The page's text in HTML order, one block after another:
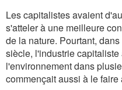
Les capitalistes avaient
s'atteler à une meilleure
de la nature. Pourtant,
siècle, l'industrie
l'environnement dans
commençait aussi à le